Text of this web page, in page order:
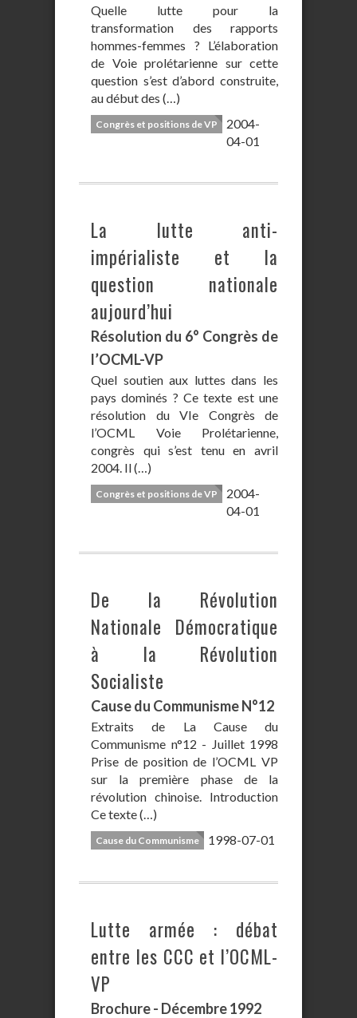
Quelle lutte pour la
transformation des rapports
hommes-femmes ? L’élaboration
de Voie prolétarienne sur cette
question s’est d’abord construite,
au début des (…)
Congrès et positions de VP
2004-
04-01
La lutte anti-
impérialiste et la
question nationale
aujourd’hui
Résolution du 6° Congrès de
l’OCML-VP
Quel soutien aux luttes dans les
pays dominés ? Ce texte est une
résolution du VIe Congrès de
l’OCML Voie Prolétarienne,
congrès qui s’est tenu en avril
2004. Il (…)
Congrès et positions de VP
2004-
04-01
De la Révolution
Nationale Démocratique
à la Révolution
Socialiste
Cause du Communisme N°12
Extraits de La Cause du
Communisme n°12 - Juillet 1998
Prise de position de l’OCML VP
sur la première phase de la
révolution chinoise. Introduction
Ce texte (…)
Cause du Communisme 1998-07-01
Lutte armée : débat
entre les CCC et l’OCML-
VP
Brochure - Décembre 1992